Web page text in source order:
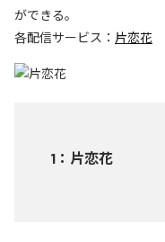
ができる。
各配信サービス： 片恋花
1 ： 片恋花